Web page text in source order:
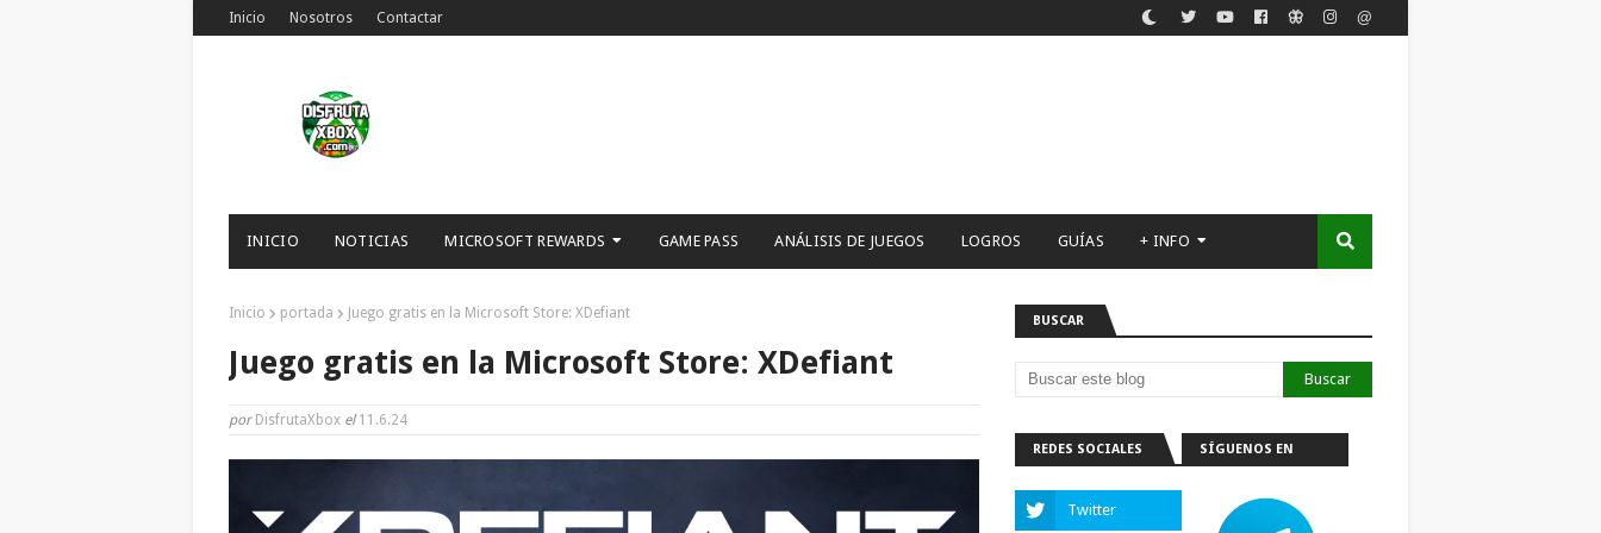
Inicio Nosotros Contactar
INICIO NOTICIAS MICROSOFT REWARDS GAME PASS ANÁLISIS DE JUEGOS LOGROS GUÍAS + INFO
Inicio portada Juego gratis en la Microsoft Store: XDefiant
Juego gratis en la Microsoft Store: XDefiant
por DisfrutaXbox el11.6.24
BUSCAR
REDES SOCIALES SÍGUENOS EN